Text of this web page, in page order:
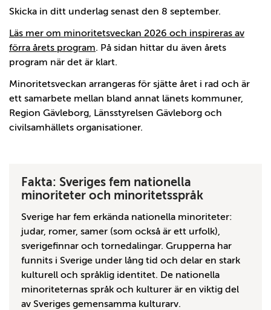
Skicka in ditt underlag senast den 8 september.
Läs mer om minoritetsveckan 2026 och inspireras av
förra årets program. På sidan hittar du även årets
program när det är klart.
Minoritetsveckan arrangeras för sjätte året i rad och är
ett samarbete mellan bland annat länets kommuner,
Region Gävleborg, Länsstyrelsen Gävleborg och
civilsamhällets organisationer.
Fakta: Sveriges fem nationella
minoriteter och minoritetsspråk
Sverige har fem erkända nationella minoriteter:
judar, romer, samer (som också är ett urfolk),
sverigefinnar och tornedalingar. Grupperna har
funnits i Sverige under lång tid och delar en stark
kulturell och språklig identitet. De nationella
minoriteternas språk och kulturer är en viktig del
av Sveriges gemensamma kulturarv.